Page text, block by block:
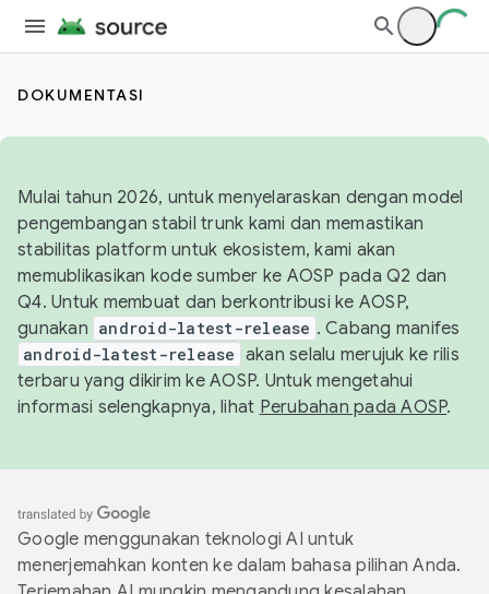
DOKUMENTASI
Mulai tahun 2026, untuk menyelaraskan dengan model
pengembangan stabil trunk kami dan memastikan
stabilitas platform untuk ekosistem, kami akan
memublikasikan kode sumber ke AOSP pada Q2 dan
Q4. Untuk membuat dan berkontribusi ke AOSP,
gunakan android-latest-release . Cabang manifes
android-latest-release akan selalu merujuk ke rilis
terbaru yang dikirim ke AOSP. Untuk mengetahui
informasi selengkapnya, lihat Perubahan pada AOSP.
Google menggunakan teknologi AI untuk
menerjemahkan konten ke dalam bahasa pilihan Anda.